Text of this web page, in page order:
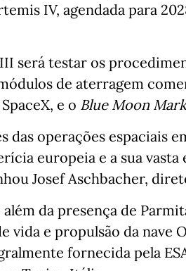
IV, agendada para
será testar os
de aterragem
e o Blue Moon
operações espaciais
europeia e a sua vasta
Josef Aschbacher,
da presença de
vida e propulsão da nave
fornecida pela